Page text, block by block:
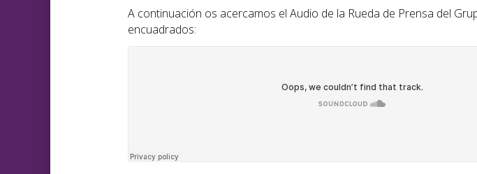
A continuación os acercamos el Audio de la Rueda de Prensa del
encuadrados: